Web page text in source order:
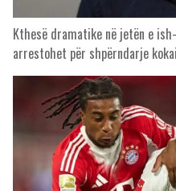
Kthesë dramatike në jetën e
arrestohet për shpërndarje